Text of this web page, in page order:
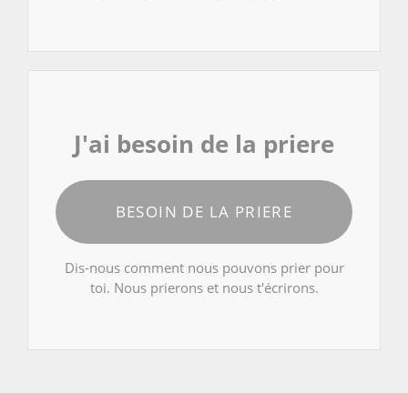
J'ai besoin de la priere
BESOIN DE LA PRIERE
Dis-nous comment nous pouvons prier pour
toi. Nous prierons et nous t'écrirons.